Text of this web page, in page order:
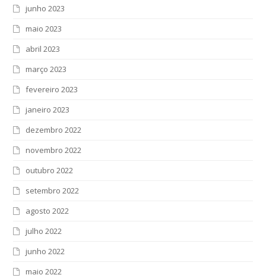
junho 2023
maio 2023
abril 2023
março 2023
fevereiro 2023
janeiro 2023
dezembro 2022
novembro 2022
outubro 2022
setembro 2022
agosto 2022
julho 2022
junho 2022
maio 2022